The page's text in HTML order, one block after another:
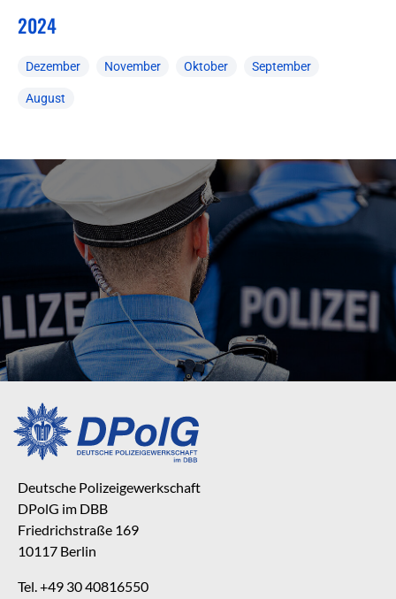
2024
Dezember November Oktober September
August
Deutsche Polizeigewerkschaft
DPolG im DBB
Friedrichstraße 169
10117 Berlin
Tel. +49 30 40816550